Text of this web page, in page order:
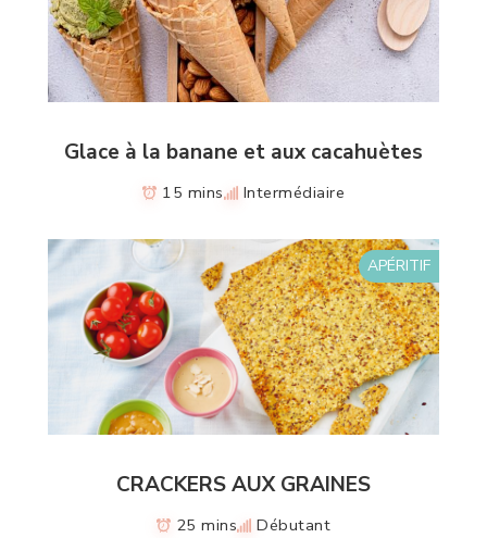
Glace à la banane et aux cacahuètes
15 mins Intermédiaire
APÉRITIF
CRACKERS AUX GRAINES
25 mins Débutant